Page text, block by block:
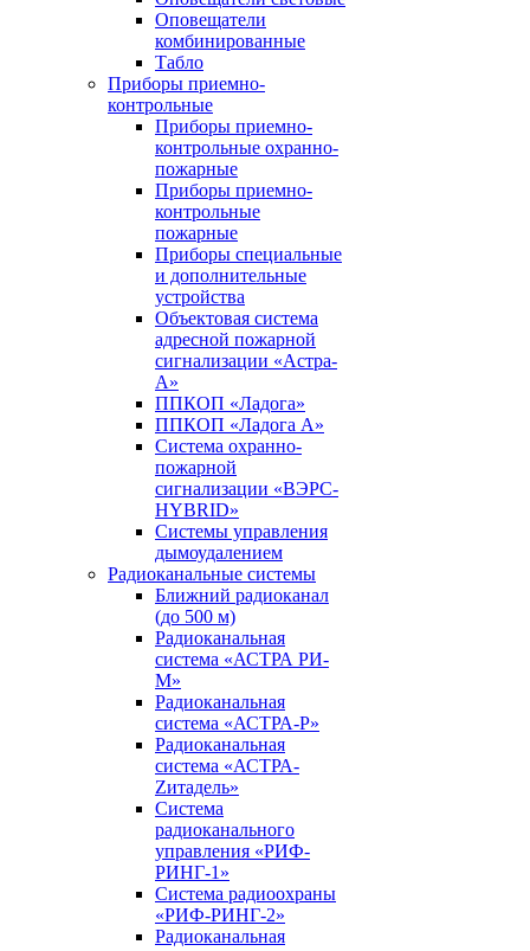
Оповещатели
комбинированные
Табло
Приборы приемно-
контрольные
Приборы приемно-
контрольные охранно-
пожарные
Приборы приемно-
контрольные
пожарные
Приборы специальные
и дополнительные
устройства
Объектовая система
адресной пожарной
сигнализации «Астра-
А»
ППКОП «Ладога»
ППКОП «Ладога А»
Система охранно-
пожарной
сигнализации «ВЭРС-
HYBRID»
Системы управления
дымоудалением
Радиоканальные системы
Ближний радиоканал
(до 500 м)
Радиоканальная
система «АСТРА РИ-
М»
Радиоканальная
система «АСТРА-Р»
Радиоканальная
система «АСТРА-
Zитадель»
Система
радиоканального
управления «РИФ-
РИНГ-1»
Система радиоохраны
«РИФ-РИНГ-2»
Радиоканальная